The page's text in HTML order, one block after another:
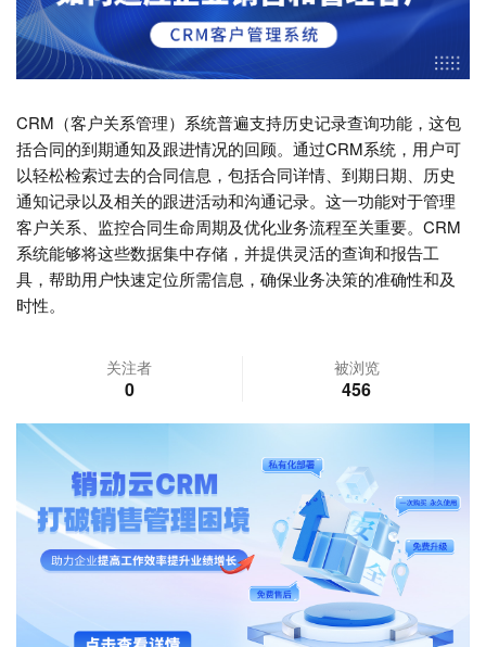
CRM（客户关系管理）系统普遍支持历史记录查询功能，这包
括合同的到期通知及跟进情况的回顾。通过CRM系统，用户可
以轻松检索过去的合同信息，包括合同详情、到期日期、历史
通知记录以及相关的跟进活动和沟通记录。这一功能对于管理
客户关系、监控合同生命周期及优化业务流程至关重要。CRM
系统能够将这些数据集中存储，并提供灵活的查询和报告工
具，帮助用户快速定位所需信息，确保业务决策的准确性和及
时性。
关注者
0
被浏览
456